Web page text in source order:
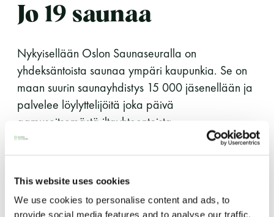
This website uses cookies
We use cookies to personalise content and ads, to
provide social media features and to analyse our traffic.
Jo 19 saunaa
Nykyisellään Oslon Saunaseuralla on
yhdeksäntoista saunaa ympäri kaupunkia. Se on
maan suurin saunayhdistys 15 000 jäsenellään ja
palvelee löylyttelijöitä joka päivä
aamuseitsemästä iltayhteentoista.
jokaiseen Oslon kaupunginosaan.